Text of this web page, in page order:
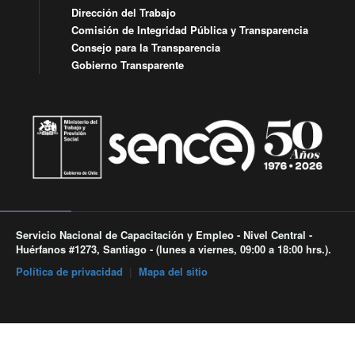
Dirección del Trabajo
Comisión de Integridad Pública y Transparencia
Consejo para la Transparencia
Gobierno Transparente
Servicio Nacional de Capacitación y Empleo - Nivel Central -
Huérfanos #1273, Santiago - (lunes a viernes, 09:00 a 18:00 hrs.).
Política de privacidad
Mapa del sitio